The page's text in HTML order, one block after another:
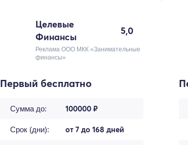
Целевые
Финансы
5,0
Реклама ООО МКК «Занимательные
финансы»
Первый бесплатно
Сумма до: 100000 ₽
Срок (дни): от 7 до 168 дней